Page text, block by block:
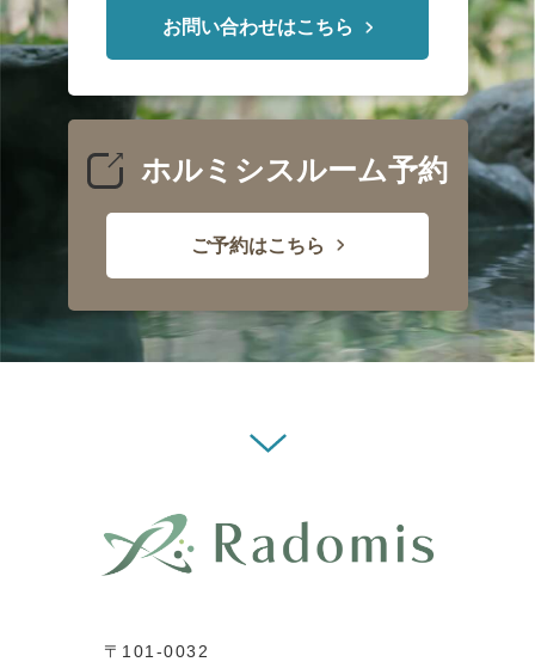
お問い合わせはこちら
ホルミシスルーム予約
ご予約はこちら
〒101-0032